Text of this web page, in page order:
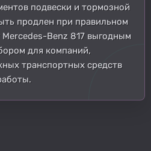
подвески и тормозной
продлен при правильном
Mercedes-Benz 817 выгодным
для компаний,
транспортных средств